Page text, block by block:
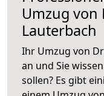
Umzug von
Lauterbach
Ihr Umzug von
an und Sie
sollen? Es gibt